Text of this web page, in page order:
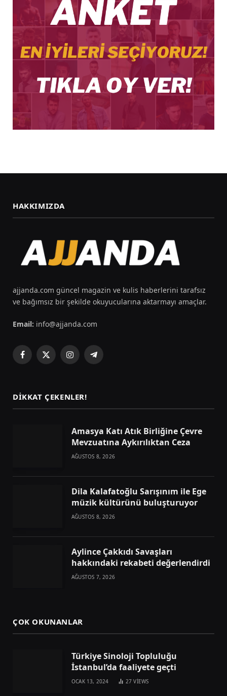
HAKKIMIZDA
ajjanda.com güncel magazin ve kulis haberlerini tarafsız
ve bağımsız bir şekilde okuyucularına aktarmayı amaçlar.
Email: info@ajjanda.com
Facebook
X
InstagramTelegram
DIKKAT ÇEKENLER!
Amasya Katı Atık Birliğine Çevre
Mevzuatına Aykırılıktan Ceza
AĞUSTOS 8, 2026
Dila Kalafatoğlu Sarışınım ile Ege
müzik kültürünü buluşturuyor
AĞUSTOS 8, 2026
Aylince Çakkıdı Savaşları
hakkındaki rekabeti değerlendirdi
AĞUSTOS 7, 2026
ÇOK OKUNANLAR
Türkiye Sinoloji Topluluğu
İstanbul’da faaliyete geçti
OCAK 13, 2024 27VIEWS